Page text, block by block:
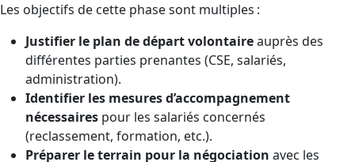
Les objectifs de cette phase sont multiples :
Justifier le plan de départ volontaireauprès des
différentes parties prenantes (CSE, salariés,
administration).
Identifier les mesures d’accompagnement
nécessaires pour les salariés concernés
(reclassement, formation, etc.).
Préparer le terrain pour la négociation avec les